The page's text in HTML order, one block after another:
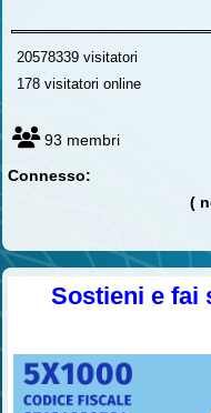
20578339 visitatori
178 visitatori online
93 membri
Connesso:
(
Sostieni e fai